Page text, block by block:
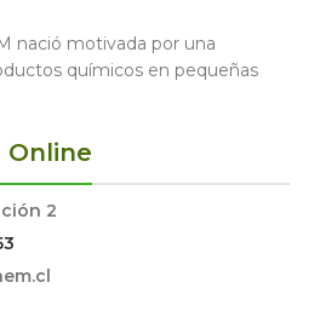
nació motivada por una
químicos en pequeñas
Online
2